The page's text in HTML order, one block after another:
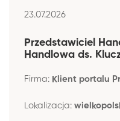
23.07.2026
Przedstawiciel
Handlowa ds.
Firma: Klient portalu
Lokalizacja: